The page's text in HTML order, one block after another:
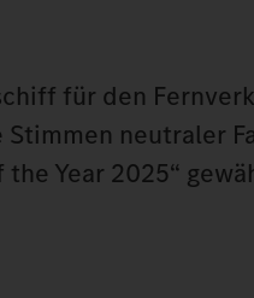
für den
neutraler
Year 2025“